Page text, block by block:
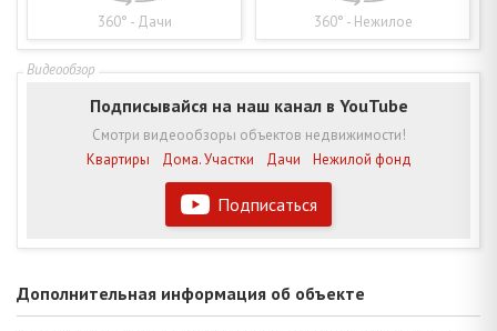
360° - Дачи 360° - Нежилое
Подписаться
Подписывайся на наш канал в YouTube
Смотри видеообзоры объектов недвижимости!
Квартиры
Дома. Участки Дачи Нежилой фонд
Дополнительная информация об объекте